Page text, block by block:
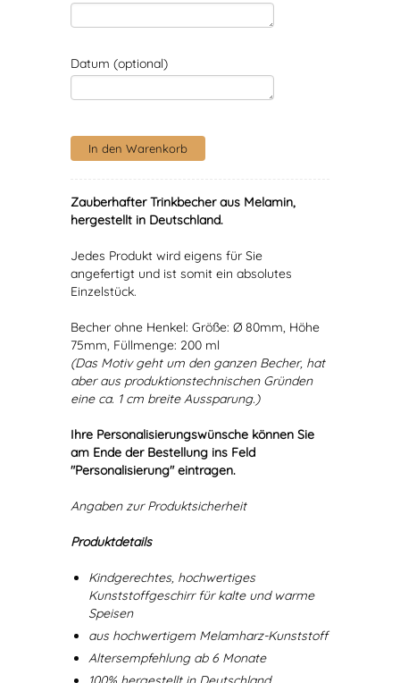
Datum (optional)
Zauberhafter Trinkbecher aus Melamin,
hergestellt in Deutschland.
Jedes Produkt wird eigens für Sie
angefertigt und ist somit ein absolutes
Einzelstück.
Becher ohne Henkel: Größe: Ø 80mm, Höhe
75mm, Füllmenge: 200 ml
(Das Motiv geht um den ganzen Becher, hat
aber aus produktionstechnischen Gründen
eine ca. 1 cm breite Aussparung.)
Ihre Personalisierungswünsche können Sie
am Ende der Bestellung ins Feld
"Personalisierung" eintragen.
Angaben zur Produktsicherheit
Produktdetails
Kindgerechtes, hochwertiges
Kunststoffgeschirr für kalte und warme
Speisen
aus hochwertigem Melamharz-Kunststoff
Altersempfehlung ab 6 Monate